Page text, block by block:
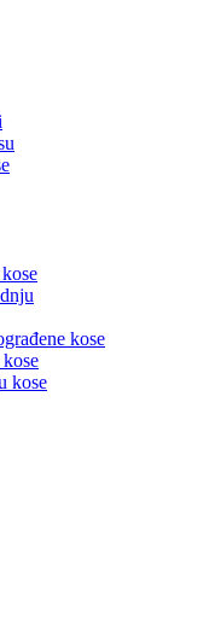
kose
kose